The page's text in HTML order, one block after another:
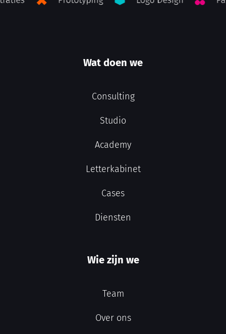
Wat doen we
Consulting
Studio
Academy
Letterkabinet
Cases
Diensten
Wie zijn we
Team
Over ons